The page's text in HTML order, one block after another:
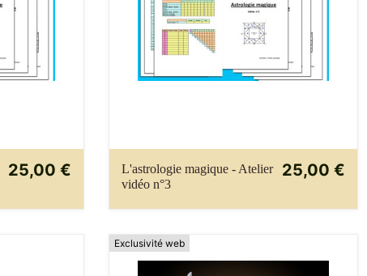
25,00 €
L'astrologie magique - Atelier
vidéo n°3
25,00 €
Exclusivité web